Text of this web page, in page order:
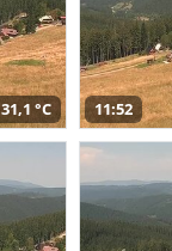
31,1 °C 11:52